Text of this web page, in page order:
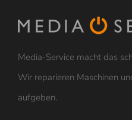
Media-Service macht das
Wir reparieren Maschinen
aufgeben.